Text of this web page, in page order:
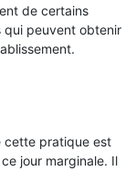
de certains
qui peuvent obtenir
cette pratique est
jour marginale. Il